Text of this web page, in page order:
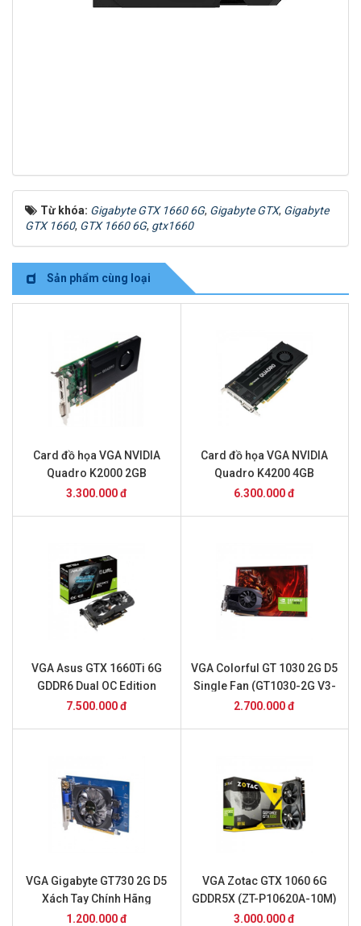
Từ khóa: Gigabyte GTX 1660 6G, Gigabyte GTX, Gigabyte
GTX 1660, GTX 1660 6G, gtx1660
Sản phẩm cùng loại
Card đồ họa VGA NVIDIA
Quadro K2000 2GB
3.300.000 đ
Card đồ họa VGA NVIDIA
Quadro K4200 4GB
6.300.000 đ
VGA Asus GTX 1660Ti 6G
GDDR6 Dual OC Edition
(DUAL-GTX1660TI-O6G)
7.500.000 đ
VGA Colorful GT 1030 2G D5
Single Fan (GT1030-2G V3-
V)
2.700.000 đ
VGA Gigabyte GT730 2G D5
Xách Tay Chính Hãng
1.200.000 đ
VGA Zotac GTX 1060 6G
GDDR5X (ZT-P10620A-10M)
3.000.000 đ